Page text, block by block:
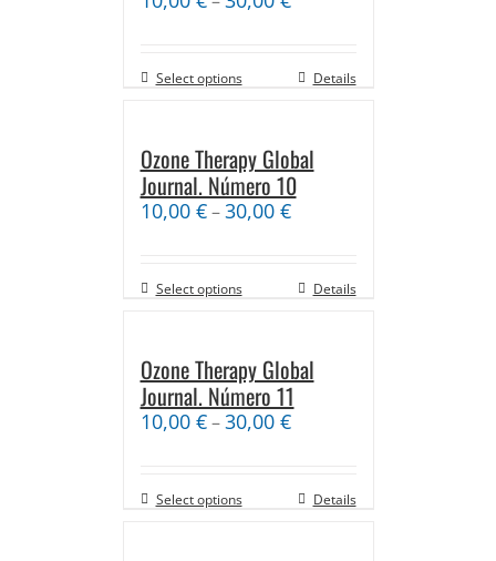
Select options Details
Ozone Therapy Global
Journal. Número 10
10,00 €–30,00 €
Select options Details
Ozone Therapy Global
Journal. Número 11
10,00 €–30,00 €
Select options Details